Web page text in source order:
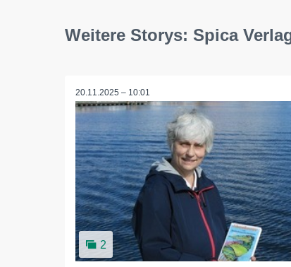
Weitere Storys: Spica
20.11.2025 – 10:01
2